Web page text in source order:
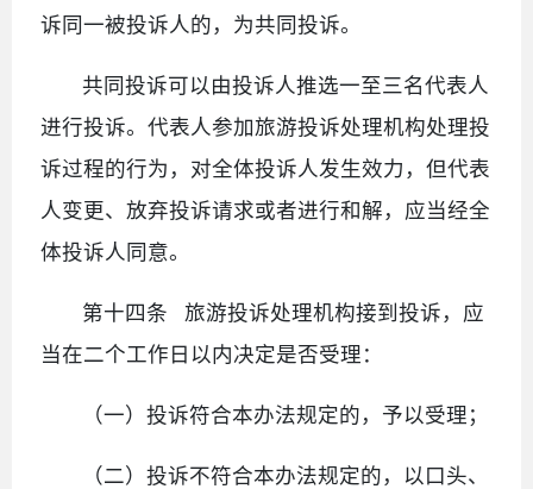
诉同一被投诉人的，为共同投诉。
共同投诉可以由投诉人推选一至三名代表人
进行投诉。代表人参加旅游投诉处理机构处理投
诉过程的行为，对全体投诉人发生效力，但代表
人变更、放弃投诉请求或者进行和解，应当经全
体投诉人同意。
第十四条 旅游投诉处理机构接到投诉，应
当在二个工作日以内决定是否受理：
（一）投诉符合本办法规定的，予以受理；
（二）投诉不符合本办法规定的，以口头、